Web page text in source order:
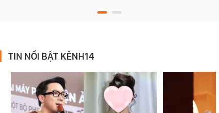
TIN NỔI BẬT KÊNH14